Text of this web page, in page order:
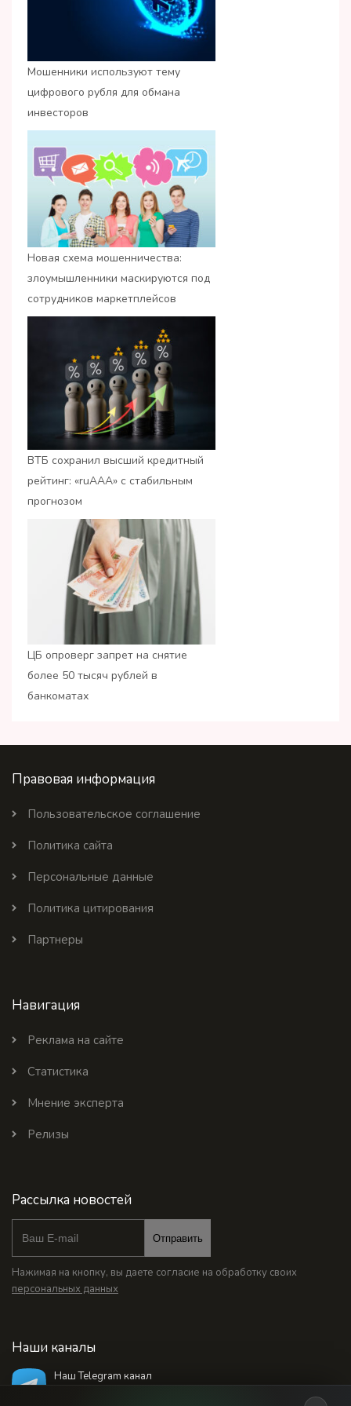
Мошенники используют тему
цифрового рубля для обмана
инвесторов
Новая схема мошенничества:
злоумышленники маскируются под
сотрудников маркетплейсов
ВТБ сохранил высший кредитный
рейтинг: «ruАAA» с стабильным
прогнозом
ЦБ опроверг запрет на снятие
более 50 тысяч рублей в
банкоматах
Правовая информация
Пользовательское соглашение
Политика сайта
Персональные данные
Политика цитирования
Партнеры
Навигация
Реклама на сайте
Статистика
Мнение эксперта
Релизы
Рассылка новостей
Отправить
Нажимая на кнопку, вы даете согласие на обработку своих
персональных данных
Наши каналы
Наш Telegram канал